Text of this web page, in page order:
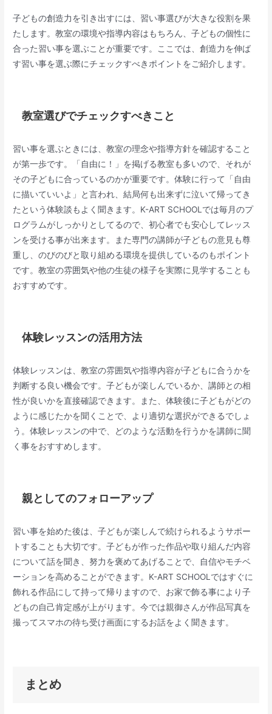
子どもの創造力を引き出すには、習い事選びが大きな役割を果
たします。教室の環境や指導内容はもちろん、子どもの個性に
合った習い事を選ぶことが重要です。ここでは、創造力を伸ば
す習い事を選ぶ際にチェックすべきポイントをご紹介します。
教室選びでチェックすべきこと
習い事を選ぶときには、教室の理念や指導方針を確認すること
が第一歩です。「自由に！」を掲げる教室も多いので、それが
その子どもに合っているのかが重要です。体験に行って「自由
に描いていいよ」と言われ、結局何も出来ずに泣いて帰ってき
たという体験談もよく聞きます。K-ART SCHOOLでは毎月のプ
ログラムがしっかりとしてるので、初心者でも安心してレッス
ンを受ける事が出来ます。また専門の講師が子どもの意見も尊
重し、のびのびと取り組める環境を提供しているのもポイント
です。教室の雰囲気や他の生徒の様子を実際に見学することも
おすすめです。
体験レッスンの活用方法
体験レッスンは、教室の雰囲気や指導内容が子どもに合うかを
判断する良い機会です。子どもが楽しんでいるか、講師との相
性が良いかを直接確認できます。また、体験後に子どもがどの
ように感じたかを聞くことで、より適切な選択ができるでしょ
う。体験レッスンの中で、どのような活動を行うかを講師に聞
く事をおすすめします。
親としてのフォローアップ
習い事を始めた後は、子どもが楽しんで続けられるようサポー
トすることも大切です。子どもが作った作品や取り組んだ内容
について話を聞き、努力を褒めてあげることで、自信やモチベ
ーションを高めることができます。K-ART SCHOOLではすぐに
飾れる作品にして持って帰りますので、お家で飾る事により子
どもの自己肯定感が上がります。今では親御さんが作品写真を
撮ってスマホの待ち受け画面にするお話をよく聞きます。
まとめ